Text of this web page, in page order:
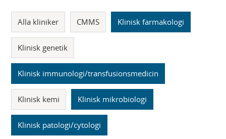
Alla kliniker CMMS Klinisk farmakologi
Klinisk genetik
Klinisk immunologi/transfusionsmedicin
Klinisk kemi Klinisk mikrobiologi
Klinisk patologi/cytologi